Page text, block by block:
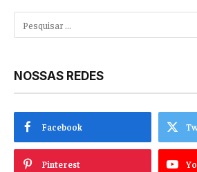
NOSSAS REDES
Facebook
Pinterest